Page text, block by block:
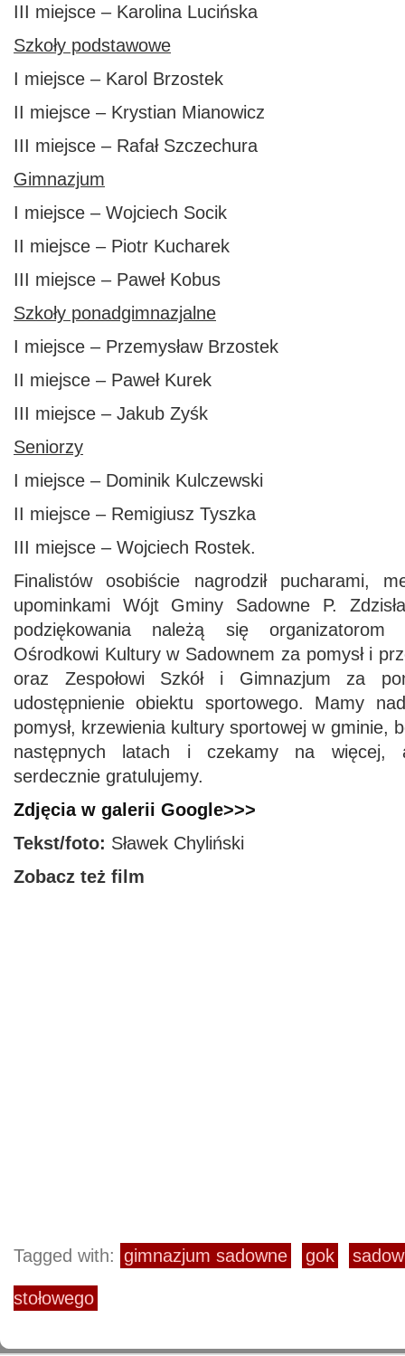
III miejsce – Karolina Lucińska
Szkoły podstawowe
I miejsce – Karol Brzostek
II miejsce – Krystian Mianowicz
III miejsce – Rafał Szczechura
Gimnazjum
I miejsce – Wojciech Socik
II miejsce – Piotr Kucharek
III miejsce – Paweł Kobus
Szkoły ponadgimnazjalne
I miejsce – Przemysław Brzostek
II miejsce – Paweł Kurek
III miejsce – Jakub Zyśk
Seniorzy
I miejsce – Dominik Kulczewski
II miejsce – Remigiusz Tyszka
III miejsce – Wojciech Rostek.
Finalistów osobiście nagrodził pucharami,
upominkami Wójt Gminy Sadowne P.
podziękowania należą się organizatorom
Ośrodkowi Kultury w Sadownem za pomysł i
oraz Zespołowi Szkół i Gimnazjum za
udostępnienie obiektu sportowego. Mamy
pomysł, krzewienia kultury sportowej w gminie,
następnych latach i czekamy na więcej,
serdecznie gratulujemy.
Zdjęcia w galerii Google>>>
Tekst/foto: Sławek Chyliński
Zobacz też film
Tagged with: gimnazjum sadowne gok
stołowego